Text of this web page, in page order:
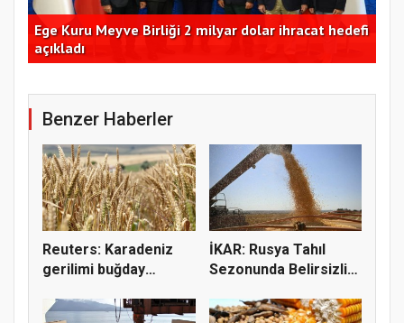
Ege Kuru Meyve Birliği 2 milyar dolar ihracat hedefi
açıkladı
Benzer Haberler
Reuters: Karadeniz
gerilimi buğday
İKAR: Rusya Tahıl
Sezonunda Belirsizlik